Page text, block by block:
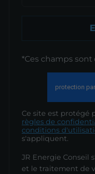
*Ces champs sont
Ce site est protégé
règles de
conditions
s'appliquent.
JR Energie Conseil
et le traitement de